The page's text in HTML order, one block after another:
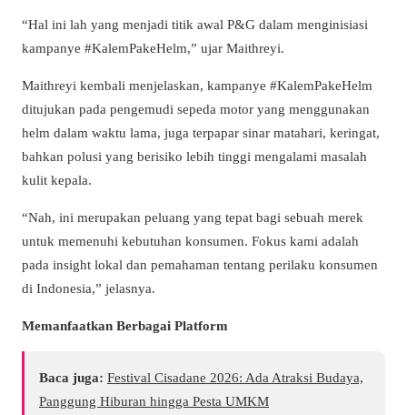
“Hal ini lah yang menjadi titik awal P&G dalam menginisiasi
kampanye #KalemPakeHelm,” ujar Maithreyi.
Maithreyi kembali menjelaskan, kampanye #KalemPakeHelm
ditujukan pada pengemudi sepeda motor yang menggunakan
helm dalam waktu lama, juga terpapar sinar matahari, keringat,
bahkan polusi yang berisiko lebih tinggi mengalami masalah
kulit kepala.
“Nah, ini merupakan peluang yang tepat bagi sebuah merek
untuk memenuhi kebutuhan konsumen. Fokus kami adalah
pada insight lokal dan pemahaman tentang perilaku konsumen
di Indonesia,” jelasnya.
Memanfaatkan Berbagai Platform
Baca juga: Festival Cisadane 2026: Ada Atraksi Budaya,
Panggung Hiburan hingga Pesta UMKM